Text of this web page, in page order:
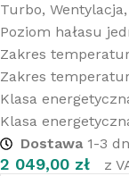
Turbo,
Poziom hałasu
Zakres
Zakres
Klasa
Klasa
Dostawa1-3 dn
2 049,00 zł z